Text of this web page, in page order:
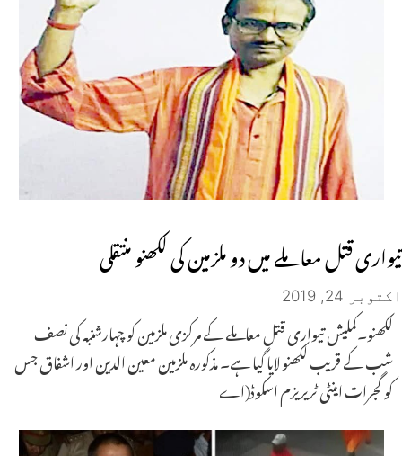
تیواری قتل معاملے میں دو ملزمین کی لکھنو منتقلی
اکتوبر 24, 2019
لکھنو۔کملیش تیواری قتل معاملے کے مرکزی ملزمین کو چہارشنبہ کی نصف
شب کے قریب لکھنو لایا گیا ہے۔ مذکورہ ملزمین معین الدین اور اشفاق جس
کو گجرات اینٹی ٹریریزم اسکوڈ(اے